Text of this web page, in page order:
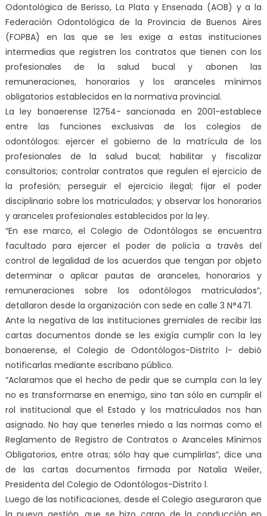
Odontológica de Berisso, La Plata y Ensenada (AOB) y a la
Federación Odontológica de la Provincia de Buenos Aires
(FOPBA) en las que se les exige a estas instituciones
intermedias que registren los contratos que tienen con los
profesionales de la salud bucal y abonen las
remuneraciones, honorarios y los aranceles mínimos
obligatorios establecidos en la normativa provincial.
La ley bonaerense 12754- sancionada en 2001-establece
entre las funciones exclusivas de los colegios de
odontólogos: ejercer el gobierno de la matrícula de los
profesionales de la salud bucal; habilitar y fiscalizar
consultorios; controlar contratos que regulen el ejercicio de
la profesión; perseguir el ejercicio ilegal; fijar el poder
disciplinario sobre los matriculados; y observar los honorarios
y aranceles profesionales establecidos por la ley.
“En ese marco, el Colegio de Odontólogos se encuentra
facultado para ejercer el poder de policía a través del
control de legalidad de los acuerdos que tengan por objeto
determinar o aplicar pautas de aranceles, honorarios y
remuneraciones sobre los odontólogos matriculados”,
detallaron desde la organización con sede en calle 3 N°471.
Ante la negativa de las instituciones gremiales de recibir las
cartas documentos donde se les exigía cumplir con la ley
bonaerense, el Colegio de Odontólogos-Distrito l- debió
notificarlas mediante escribano público.
“Aclaramos que el hecho de pedir que se cumpla con la ley
no es transformarse en enemigo, sino tan sólo en cumplir el
rol institucional que el Estado y los matriculados nos han
asignado. No hay que tenerles miedo a las normas como el
Reglamento de Registro de Contratos o Aranceles Mínimos
Obligatorios, entre otras; sólo hay que cumplirlas”, dice una
de las cartas documentos firmada por Natalia Weiler,
Presidenta del Colegio de Odontólogos-Distrito l.
Luego de las notificaciones, desde el Colegio aseguraron que